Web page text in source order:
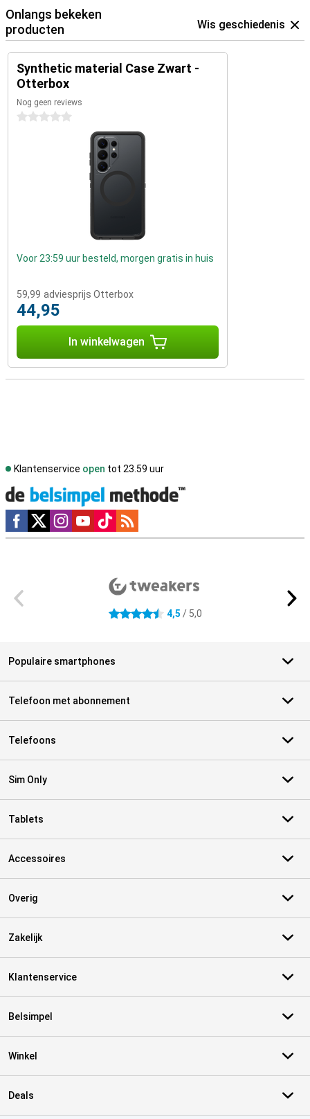
Onlangs bekeken
producten
Wis geschiedenis
Synthetic material Case Zwart -
Otterbox
Nog geen reviews
0 sterren
Voor 23:59 uur besteld, morgen gratis in huis
59,99 adviesprijs Otterbox
44,95
In winkelwagen
Klantenservice open tot 23.59 uur
Social media
4.5 sterren 4,5 / 5,0
Populaire smartphones
Telefoon met abonnement
Telefoons
Sim Only
Tablets
Accessoires
Overig
Zakelijk
Klantenservice
Belsimpel
Winkel
Deals